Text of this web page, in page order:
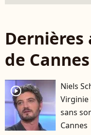
Dernières
de Cannes
player2
Niels
Virginie
sans
Cannes